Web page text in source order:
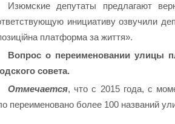
Изюмские депутаты предлагают
инициативу озвучили
платформа за життя».
Вопрос о переименовании улицы
совета.
Отмечается, что с 2015 года, с
переименовано более 100 названий